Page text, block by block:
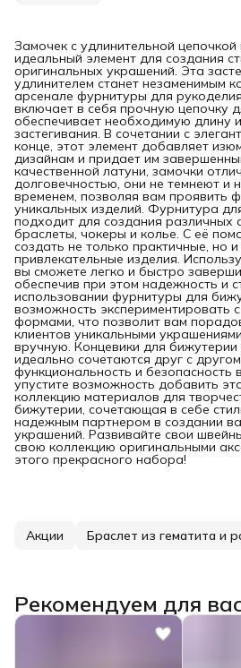
Замочек с удлинительной
идеальный элемент для создания
оригинальных украшений. Эта
удлинителем станет незаменимым
арсенале фурнитуры для
включает в себя прочную цепочку
обеспечивает необходимую длину
застегивания. В сочетании с
конце, этот элемент добавляет
дизайнам и придает им
качественной латуни, замочки
долговечностью, они не темнеют и
временем, позволяя вам проявить
уникальных изделий. Фурнитура
подходит для создания различных
браслеты, чокеры и колье. С её
создать не только практичные, но и
привлекательные изделия.
вы сможете легко и быстро
обеспечив при этом надежность и
использовании фурнитуры для
возможность экспериментировать
формами, что позволит вам
клиентов уникальными
вручную. Концевики для
идеально сочетаются друг с
функциональность и безопасность
упустите возможность добавить
коллекцию материалов для
бижутерии, сочетающая в себе
надежным партнером в создании
украшений. Развивайте свои
свою коллекцию оригинальными
этого прекрасного набора!
Акции Браслет из гематита и
Рекомендуем для